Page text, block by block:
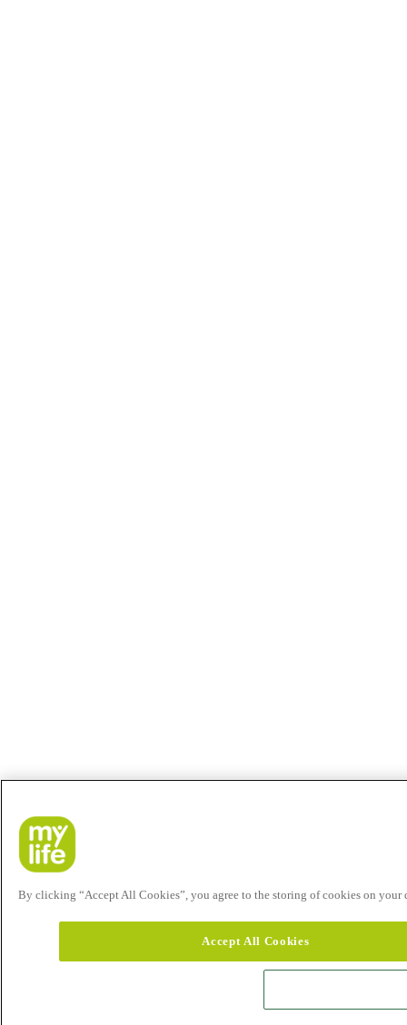
By clicking “Accept All Cookies”, you agree to the storing of cookies on your
Accept All Cookies